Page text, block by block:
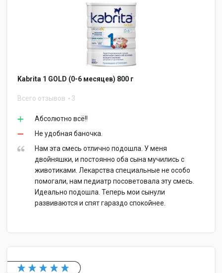
Kabrita 1 GOLD (0-6 месяцев) 800 г
Всего отзывов 3
Абсолютно всё!!
Не удобная баночка.
Нам эта смесь отлично подошла. У меня
двойняшки, и постоянно оба сына мучились с
животиками. Лекарства специальные не особо
помогали, нам педиатр посоветовала эту смесь.
Идеально подошла. Теперь мои сынули
развиваются и спят гараздо спокойнее.